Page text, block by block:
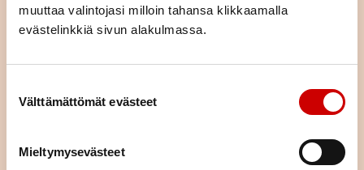
muuttaa valintojasi milloin tahansa klikkaamalla
evästelinkkiä sivun alakulmassa.
Välttämättömät evästeet
Mieltymysevästeet
Liity jäseneksi
Järjestämme yhdessä alueemme piirin kanssa toimintaa,
tarjoamme mahdollisuuden kokemusten jakamiseen sekä
vuodessa ilmestyvän laadukkaan Sydän-lehden, joka tarjoaa
ajankohtaista tietoa sydänterveydestä.